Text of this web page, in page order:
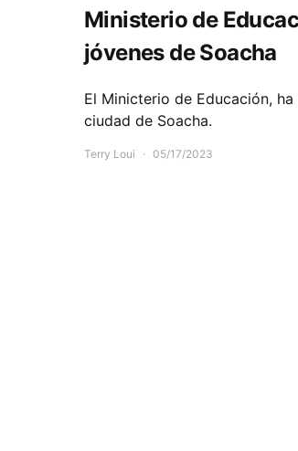
Ministerio de
jóvenes de Soacha
El Minicterio de Educación,
ciudad de Soacha.
Terry Loui 05/17/2023